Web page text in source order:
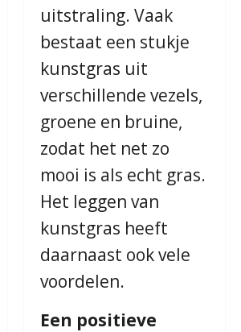
uitstraling. Vaak
bestaat een stukje
kunstgras uit
verschillende vezels,
groene en bruine,
zodat het net zo
mooi is als echt gras.
Het leggen van
kunstgras heeft
daarnaast ook vele
voordelen.
Een positieve